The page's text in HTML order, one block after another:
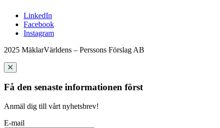
LinkedIn
Facebook
Instagram
2025 MäklarVärldens – Perssons Förslag AB
Få den senaste informationen först
Anmäl dig till vårt nyhetsbrev!
E-mail